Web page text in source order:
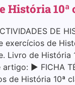
História 10ª
DE
exercícios de
Livro de
▶ FICHA
de História 10ª